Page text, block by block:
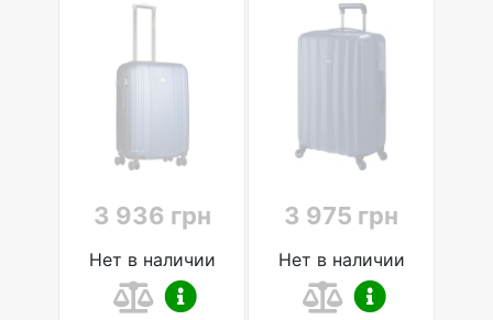
3 936 грн
Нет в наличии
3 975 грн
Нет в наличии